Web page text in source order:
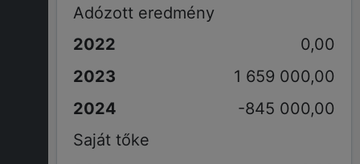
Adózott eredmény
0,00
1 659 000,00
-845 000,00
Saját tőke